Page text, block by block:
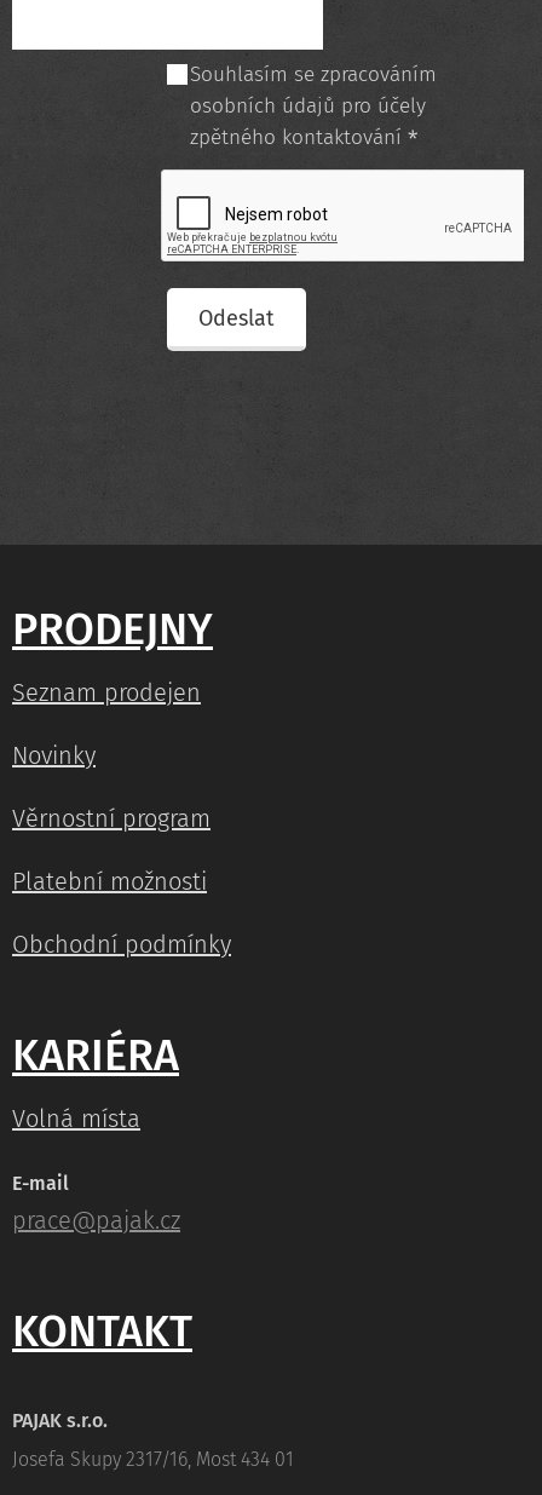
Souhlasím se zpracováním
osobních údajů pro účely
zpětného kontaktování
Odeslat
PRODEJNY
Seznam prodejen
Novinky
Věrnostní program
Platební možnosti
Obchodní podmínky
KARIÉRA
Volná místa
E-mail
prace@pajak.cz
KONTAKT
PAJAK s.r.o.
Josefa Skupy 2317/16, Most 434 01